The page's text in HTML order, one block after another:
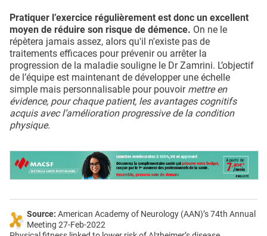
Pratiquer l’exercice régulièrement est donc un excellent
moyen de réduire son risque de démence. On ne le
répètera jamais assez, alors qu'il n'existe pas de
traitements efficaces pour prévenir ou arrêter la
progression de la maladie souligne le Dr Zamrini. L’objectif
de l’équipe est maintenant de développer une échelle
simple mais personnalisable pour pouvoirmettre en
évidence, pour chaque patient, les avantages cognitifs
acquis avec l’amélioration progressive de la condition
physique.
Source: American Academy of Neurology (AAN)’s 74th Annual
Meeting 27-Feb-2022